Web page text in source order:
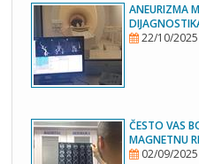
ANEURIZMA
22/10/2025
ČESTO VAS
MAGNETNU
02/09/2025